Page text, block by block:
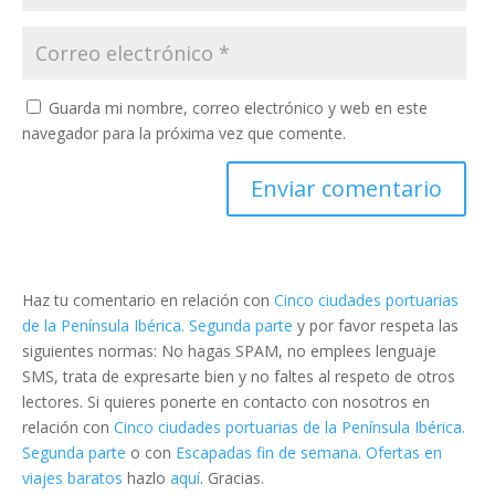
Guarda mi nombre, correo electrónico y web en este
navegador para la próxima vez que comente.
Haz tu comentario en relación con Cinco ciudades portuarias
de la Península Ibérica. Segunda parte y por favor respeta las
siguientes normas: No hagas SPAM, no emplees lenguaje
SMS, trata de expresarte bien y no faltes al respeto de otros
lectores. Si quieres ponerte en contacto con nosotros en
relación con Cinco ciudades portuarias de la Península Ibérica.
Segunda parte o con Escapadas fin de semana. Ofertas en
viajes baratos hazlo aquí. Gracias.